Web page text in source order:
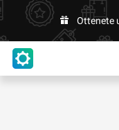
Ottenete